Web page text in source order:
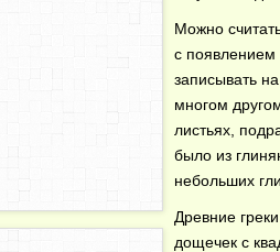
Можно
с появлением
записывать
многом
листьях,
было из
небольших
Древние
дощечек с